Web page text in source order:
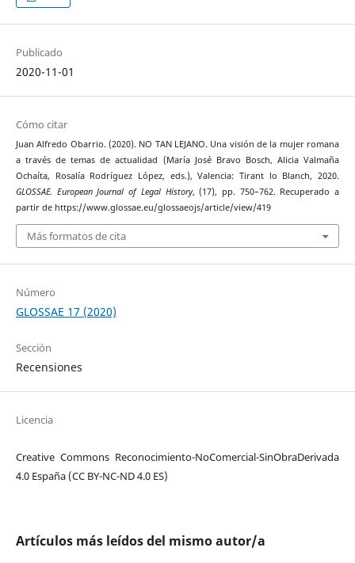
Publicado
2020-11-01
Cómo citar
Juan Alfredo Obarrio. (2020). NO TAN LEJANO. Una visión de la mujer romana
a través de temas de actualidad (María José Bravo Bosch, Alicia Valmaña
Ochaíta, Rosalía Rodríguez López, eds.), Valencia: Tirant lo Blanch, 2020.
GLOSSAE. European Journal of Legal History, (17), pp. 750–762. Recuperado a
partir de https://www.glossae.eu/glossaeojs/article/view/419
Más formatos de cita
Número
GLOSSAE 17 (2020)
Sección
Recensiones
Licencia
Creative Commons Reconocimiento-NoComercial-SinObraDerivada
4.0 España (CC BY-NC-ND 4.0 ES)
Artículos más leídos del mismo autor/a